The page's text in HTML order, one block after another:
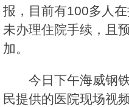
报，目前有100多人
未办理住院手续，且
加。
今日下午海威钢
民提供的医院现场视